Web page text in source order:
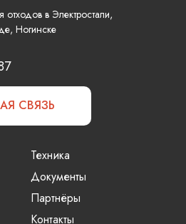
отходов в Электростали,
Ногинске
Партнёры
Документы
Техника
Контакты
СВЯЗЬ